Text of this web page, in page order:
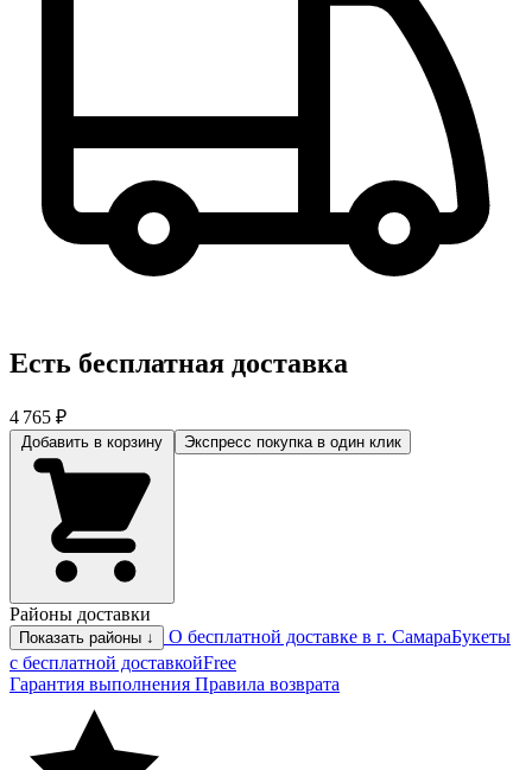
Есть бесплатная доставка
4 765 ₽
Экспресс покупка в один клик
Районы доставки
Показать районы ↓ О бесплатной доставке в г. СамараБукеты
с бесплатной доставкойFree
Гарантия выполнения Правила возврата